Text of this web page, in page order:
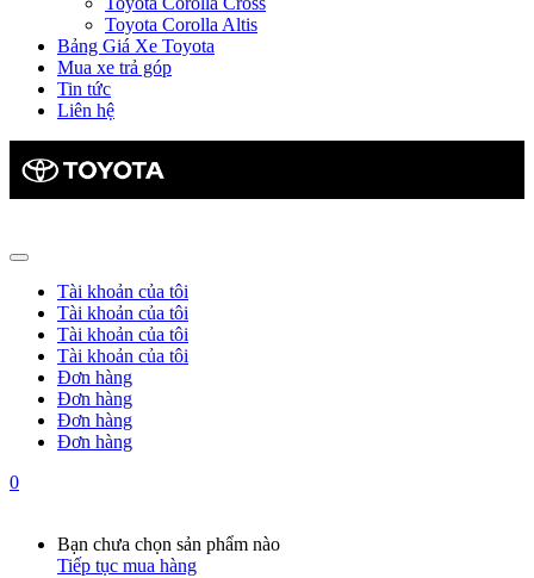
Toyota Corolla Altis
Bảng Giá Xe Toyota
Mua xe trả góp
Tin tức
Liên hệ
Tài khoản của tôi
Tài khoản của tôi
Tài khoản của tôi
Tài khoản của tôi
Đơn hàng
Đơn hàng
Đơn hàng
Đơn hàng
0
Bạn chưa chọn sản phẩm nào
Tiếp tục mua hàng